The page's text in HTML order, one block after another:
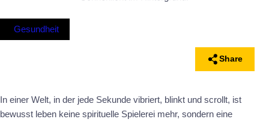
Gesundheit
Share
In einer Welt, in der jede Sekunde vibriert, blinkt und scrollt, ist
bewusst leben keine spirituelle Spielerei mehr, sondern eine